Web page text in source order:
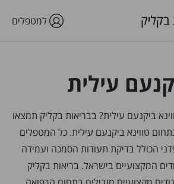
למטפלים
עילית
ביקנעם עילית? בבריאות בקליק תמצאו
טווינא ביקנעם עילית. כל המטפלים
הכולל בדיקת תעודות הסמכה ועמידה
המקצועיים בישראל. בריאות בקליק